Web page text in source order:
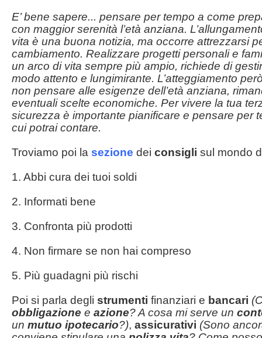
E’ bene sapere... pensare per tempo a come
con maggior serenità l’età anziana.
vita è una buona notizia, ma occorre attrezzarsi
cambiamento. Realizzare progetti personali e
un arco di vita sempre più ampio, richiede di
modo attento e lungimirante. L’atteggiamento
non pensare alle esigenze dell’età anziana,
eventuali scelte economiche. Per vivere la tua
sicurezza è importante pianificare e pensare per
cui potrai contare.
Troviamo poi la sezione dei consigli sul mondo
1. Abbi cura dei tuoi soldi
2. Informati bene
3. Confronta più prodotti
4. Non firmare se non hai compreso
5. Più guadagni più rischi
Poi si parla degli strumenti finanziari e bancari
obbligazione e azione? A cosa mi serve un
un mutuo ipotecario?), assicurativi (Sono